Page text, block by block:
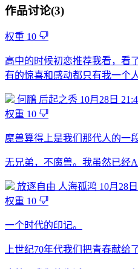
作品讨论(3)
权重 10
高中的时候初恋推荐我看，看
有的惊喜和感动都只有我一个
何鵬 后起之秀 10月28日
权重 10
魔兽算得上是我们那代人的一
无兄弟，不魔兽。我虽然已经
放逐自由 人海孤鸿 10月28
权重 10
一个时代的印记。
上世纪70年代我们把青春献给